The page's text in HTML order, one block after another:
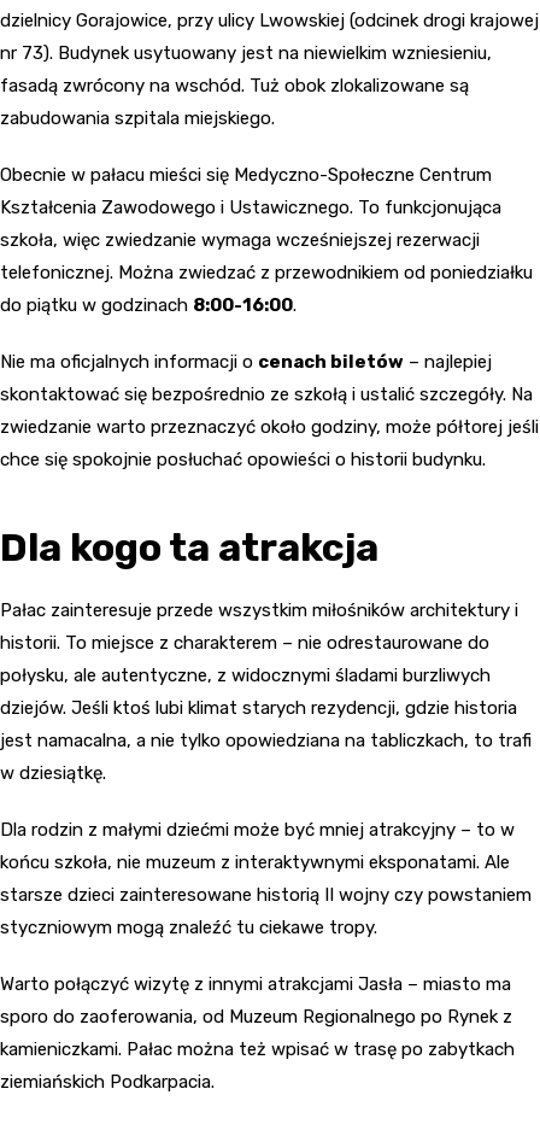
dzielnicy Gorajowice, przy ulicy Lwowskiej (odcinek drogi krajowej
nr 73). Budynek usytuowany jest na niewielkim wzniesieniu,
fasadą zwrócony na wschód. Tuż obok zlokalizowane są
zabudowania szpitala miejskiego.
Obecnie w pałacu mieści się Medyczno-Społeczne Centrum
Kształcenia Zawodowego i Ustawicznego. To funkcjonująca
szkoła, więc zwiedzanie wymaga wcześniejszej rezerwacji
telefonicznej. Można zwiedzać z przewodnikiem od poniedziałku
do piątku w godzinach 8:00-16:00.
Nie ma oficjalnych informacji o cenach biletów – najlepiej
skontaktować się bezpośrednio ze szkołą i ustalić szczegóły. Na
zwiedzanie warto przeznaczyć około godziny, może półtorej jeśli
chce się spokojnie posłuchać opowieści o historii budynku.
Dla kogo ta atrakcja
Pałac zainteresuje przede wszystkim miłośników architektury i
historii. To miejsce z charakterem – nie odrestaurowane do
połysku, ale autentyczne, z widocznymi śladami burzliwych
dziejów. Jeśli ktoś lubi klimat starych rezydencji, gdzie historia
jest namacalna, a nie tylko opowiedziana na tabliczkach, to trafi
w dziesiątkę.
Dla rodzin z małymi dziećmi może być mniej atrakcyjny – to w
końcu szkoła, nie muzeum z interaktywnymi eksponatami. Ale
starsze dzieci zainteresowane historią II wojny czy powstaniem
styczniowym mogą znaleźć tu ciekawe tropy.
Warto połączyć wizytę z innymi atrakcjami Jasła – miasto ma
sporo do zaoferowania, od Muzeum Regionalnego po Rynek z
kamieniczkami. Pałac można też wpisać w trasę po zabytkach
ziemiańskich Podkarpacia.